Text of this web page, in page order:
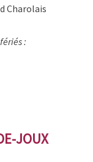
Charolais
:
JOUX